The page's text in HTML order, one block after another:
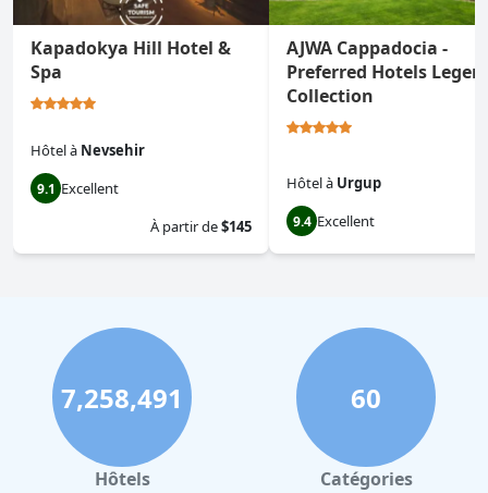
Kapadokya Hill Hotel &
Spa
Hôtelà Nevsehir
9.1 Excellent
À partir de$145
AJWA Cappadocia -
Preferred Hotels
Collection
Hôtelà Urgup
9.4 Excellent
7,258,491
Hôtels
60
Catégories